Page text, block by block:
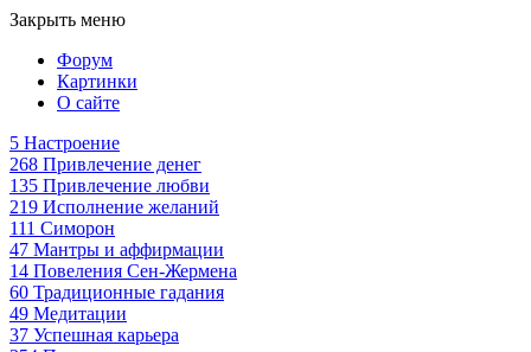
Закрыть меню
Форум
Картинки
О сайте
5 Настроение
268 Привлечение денег
135 Привлечение любви
219 Исполнение желаний
111 Симорон
47 Мантры и аффирмации
14 Повеления Сен-Жермена
60 Традиционные гадания
49 Медитации
37 Успешная карьера